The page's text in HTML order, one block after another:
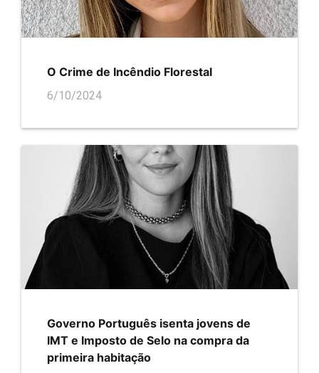
O Crime de Incêndio Florestal
6/10/2024
Governo Português isenta jovens de
IMT e Imposto de Selo na compra da
primeira habitação